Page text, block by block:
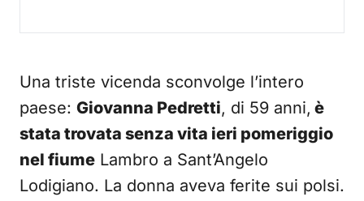
Una triste vicenda sconvolge l’intero
paese: Giovanna Pedretti, di 59 anni, è
stata trovata senza vita ieri pomeriggio
nel fiume Lambro a Sant’Angelo
Lodigiano. La donna aveva ferite sui polsi.